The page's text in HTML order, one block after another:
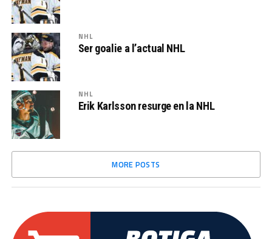
NHL
Ser goalie a l’actual NHL
NHL
Erik Karlsson resurge en la NHL
MORE POSTS